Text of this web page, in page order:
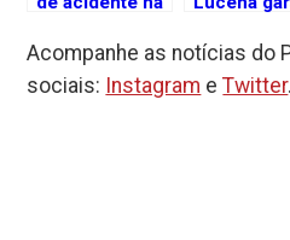
internado;
família aponta
1 milhão
Educação e
Acompanhe as notícias do
sociais: Instagram eTwitter.